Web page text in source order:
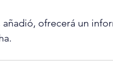
ofrecerá un